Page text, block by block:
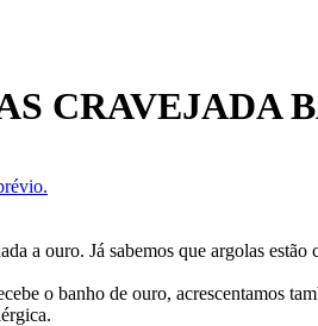
CRAVEJADA
a ouro. Já sabemos que argolas
o banho de ouro, acrescentamos